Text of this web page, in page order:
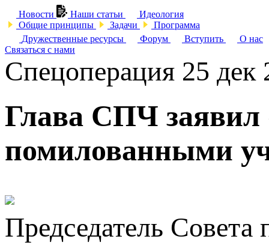
Новости Наши статьи
Идеология
Общие принципы
Задачи
Программа
Дружественные ресурсы
Форум Вступить
О нас
Связаться с нами
Спецоперация 25 дек
Глава СПЧ заявил
помилованными
Председатель